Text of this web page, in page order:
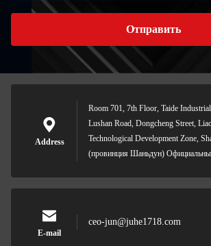
Отправить
Address
Room 701, 7th Floor, Taide
Lushan Road, Dongcheng Street,
Technological Development Zone,
(провинция Шаньдун)
E-mail
ceo-jun@juhe1718.com